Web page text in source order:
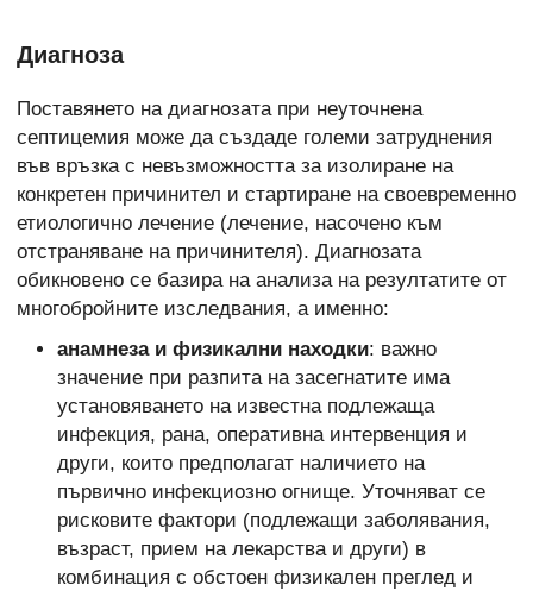
Диагноза
Поставянето на диагнозата при неуточнена
септицемия може да създаде големи затруднения
във връзка с невъзможността за изолиране на
конкретен причинител и стартиране на своевременно
етиологично лечение (лечение, насочено към
отстраняване на причинителя). Диагнозата
обикновено се базира на анализа на резултатите от
многобройните изследвания, а именно:
анамнеза и физикални находки: важно
значение при разпита на засегнатите има
установяването на известна подлежаща
инфекция, рана, оперативна интервенция и
други, които предполагат наличието на
първично инфекциозно огнище. Уточняват се
рисковите фактори (подлежащи заболявания,
възраст, прием на лекарства и други) в
комбинация с обстоен физикален преглед и